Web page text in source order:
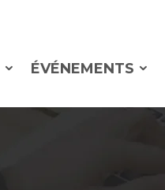
ÉVÉNEMENTS